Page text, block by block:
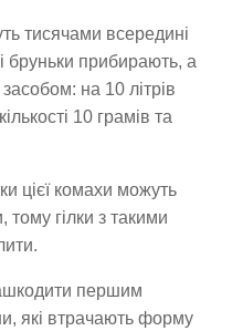
тисячами всередині
бруньки прибирають, а
на 10 літрів
10 грамів та
цієї комахи можуть
гілки з такими
першим
які втрачають форму